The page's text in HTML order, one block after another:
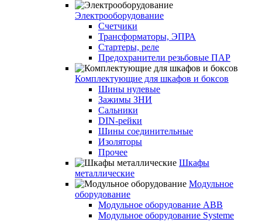
Электрооборудование
Счетчики
Трансформаторы, ЭПРА
Стартеры, реле
Предохранители резьбовые ПАР
Комплектующие для шкафов и боксов
Шины нулевые
Зажимы ЗНИ
Сальники
DIN-рейки
Шины соединительные
Изоляторы
Прочее
Шкафы
металлические
Модульное
оборудование
Модульное оборудование ABB
Модульное оборудование Systeme